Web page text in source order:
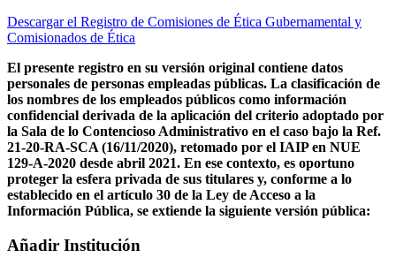
Descargar el Registro de Comisiones de Ética Gubernamental y
Comisionados de Ética
El presente registro en su versión original contiene datos
personales de personas empleadas públicas. La clasificación de
los nombres de los empleados públicos como información
confidencial derivada de la aplicación del criterio adoptado por
la Sala de lo Contencioso Administrativo en el caso bajo la Ref.
21-20-RA-SCA (16/11/2020), retomado por el IAIP en NUE
129-A-2020 desde abril 2021. En ese contexto, es oportuno
proteger la esfera privada de sus titulares y, conforme a lo
establecido en el artículo 30 de la Ley de Acceso a la
Información Pública, se extiende la siguiente versión pública:
Añadir Institución